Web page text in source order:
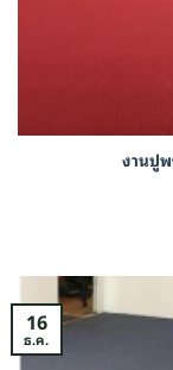
งานปู
16
ธ.ค.